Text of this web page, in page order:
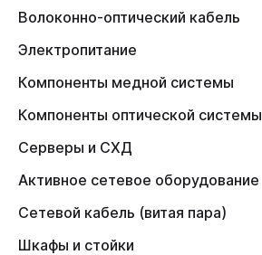
Волоконно-оптический кабель
Электропитание
Компоненты медной системы
Компоненты оптической системы
Серверы и СХД
Активное сетевое оборудование
Сетевой кабель (витая пара)
Шкафы и стойки